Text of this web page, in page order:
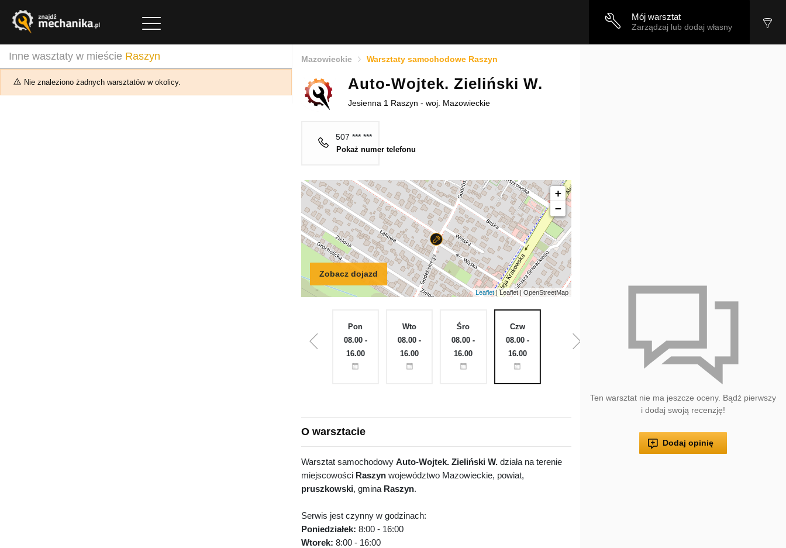
Mój warsztat
Zarządzaj lub dodaj własny
Inne wasztaty w mieście Raszyn
Nie znaleziono żadnych warsztatów w okolicy.
Mazowieckie Warsztaty samochodowe Raszyn
Auto-Wojtek. Zieliński W.
Jesienna 1 Raszyn - woj. Mazowieckie
507 *** ***
Pokaż numer telefonu
Zobacz dojazd
+
−
Leaflet| Leaflet | OpenStreetMap
Zamknięte
Pon
08.00 -
16.00
Wto
08.00 -
16.00
Śro
08.00 -
16.00
Czw
08.00 -
16.00
08.00 -
Zamknięte
Zamknięte
O warsztacie
Warsztat samochodowy Auto-Wojtek. Zieliński W. działa na terenie
miejscowości Raszyn województwo Mazowieckie, powiat,
pruszkowski, gmina Raszyn.
Serwis jest czynny w godzinach:
Poniedziałek: 8:00 - 16:00
Wtorek: 8:00 - 16:00
Ten warsztat nie ma jeszcze oceny. Bądź pierwszy
i dodaj swoją recenzję!
Dodaj opinię